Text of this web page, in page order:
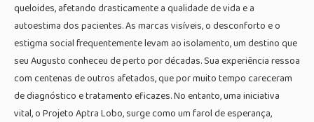
queloides, afetando drasticamente a qualidade de vida e a
autoestima dos pacientes. As marcas visíveis, o desconforto e o
estigma social frequentemente levam ao isolamento, um destino que
seu Augusto conheceu de perto por décadas. Sua experiência ressoa
com centenas de outros afetados, que por muito tempo careceram
de diagnóstico e tratamento eficazes. No entanto, uma iniciativa
vital, o Projeto Aptra Lobo, surge como um farol de esperança,